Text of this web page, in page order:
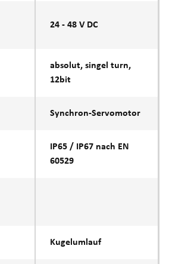
24 - 48 V DC
absolut, singel turn,
12bit
Synchron-Servomotor
IP65 / IP67 nach EN
60529
Kugelumlauf